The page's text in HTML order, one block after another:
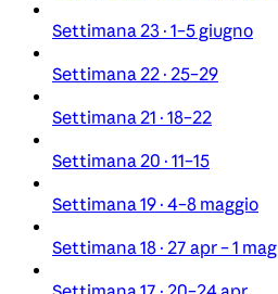
Settimana 23 · 1–5 giugno
Settimana 22 · 25–29
Settimana 21 · 18–22
Settimana 20 · 11–15
Settimana 19 · 4–8 maggio
Settimana 18 · 27 apr – 1 mag